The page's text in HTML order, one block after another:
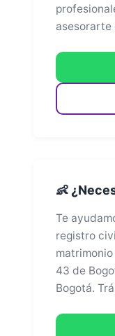
asesorarte
👶
Te
registro
43 de
Bogotá.